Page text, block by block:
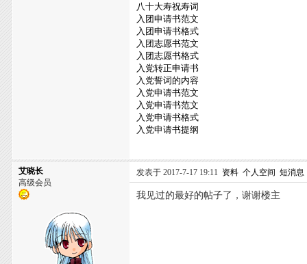
八十大寿祝寿词
入团申请书范文
入团申请书格式
入团志愿书范文
入团志愿书格式
入党转正申请书
入党誓词的内容
入党申请书范文
入党申请书范文
入党申请书格式
入党申请书提纲
艾晓长
高级会员
发表于 2017-7-17 19:11 资料 个人空间 短消息
我见过的最好的帖子了，谢谢楼主